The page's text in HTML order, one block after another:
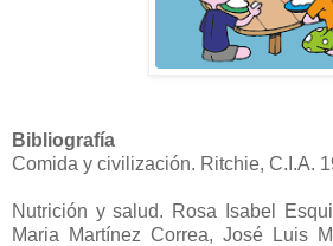
Bibliografía
Comida y civilización. Ritchie, C.I.A.
Nutrición y salud. Rosa Isabel
Maria Martínez Correa, José Luis